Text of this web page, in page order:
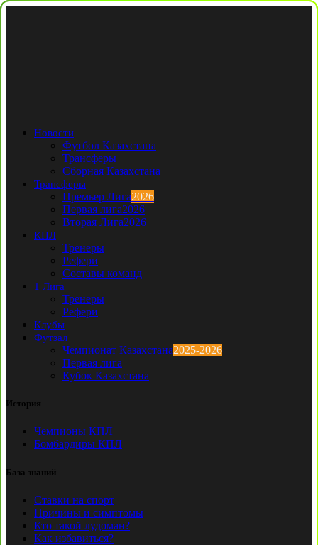
Новости
Футбол Казахстана
Трансферы
Сборная Казахстана
Трансферы
Премьер Лига2026
Первая лига2026
Вторая Лига2026
КПЛ
Тренеры
Рефери
Составы команд
1 Лига
Тренеры
Рефери
Клубы
Футзал
Чемпионат Казахстана2025-2026
Первая лига
Кубок Казахстана
История
Чемпионы КПЛ
Бомбардиры КПЛ
База знаний
Ставки на спорт
Причины и симптомы
Кто такой лудоман?
Как избавиться?